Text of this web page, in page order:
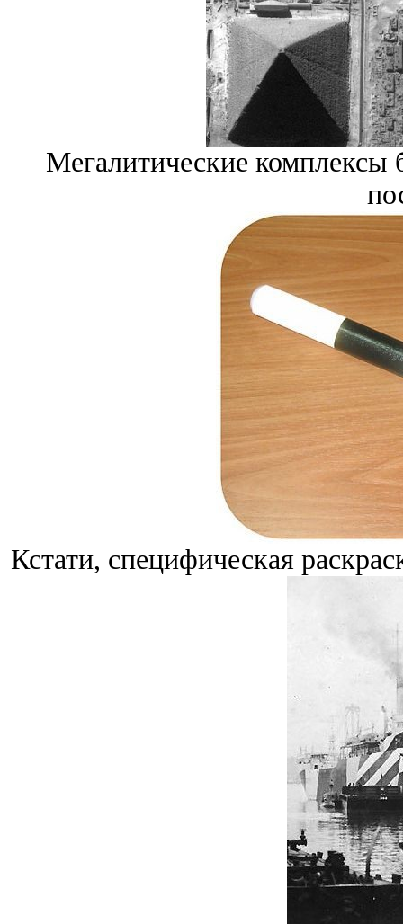
Мегалитические комплексы
Кстати, специфическая